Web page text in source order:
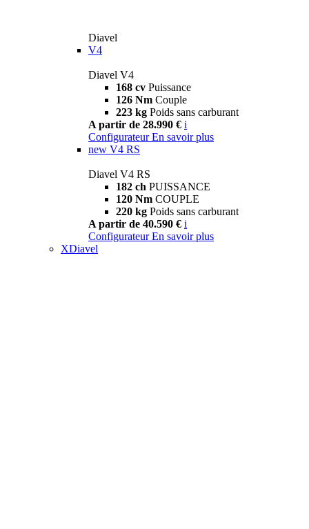
Diavel
V4
Diavel V4
168 cv Puissance
126 Nm Couple
223 kg Poids sans carburant
A partir de 28.990 € i
Configurateur En savoir plus
new V4 RS
Diavel V4 RS
182 ch PUISSANCE
120 Nm COUPLE
220 kg Poids sans carburant
A partir de 40.590 € i
Configurateur En savoir plus
XDiavel